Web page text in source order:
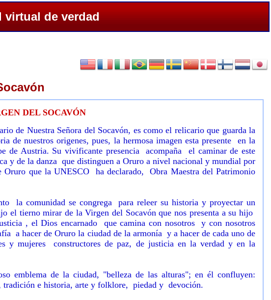
virtual de verdad
DEL SOCAVÓN
de Nuestra Señora del Socavón, es como el relicario que guarda la
de nuestros origenes, pues, la hermosa imagen esta presente en la
de Austria. Su vivificante presencia acompaña el caminar de este
y de la danza que distinguen a Oruro a nivel nacional y mundial por
Oruro que la UNESCO ha declarado, Obra Maestra del Patrimonio
la comunidad se congrega para releer su historia y proyectar un
el tierno mirar de la Virgen del Socavón que nos presenta a su hijo
, el Dios encarnado que camina con nosotros y con nosotros
a hacer de Oruro la ciudad de la armonía y a hacer de cada uno de
y mujeres constructores de paz, de justicia en la verdad y en la
emblema de la ciudad, "belleza de las alturas"; en él confluyen:
tradición e historia, arte y folklore, piedad y devoción.